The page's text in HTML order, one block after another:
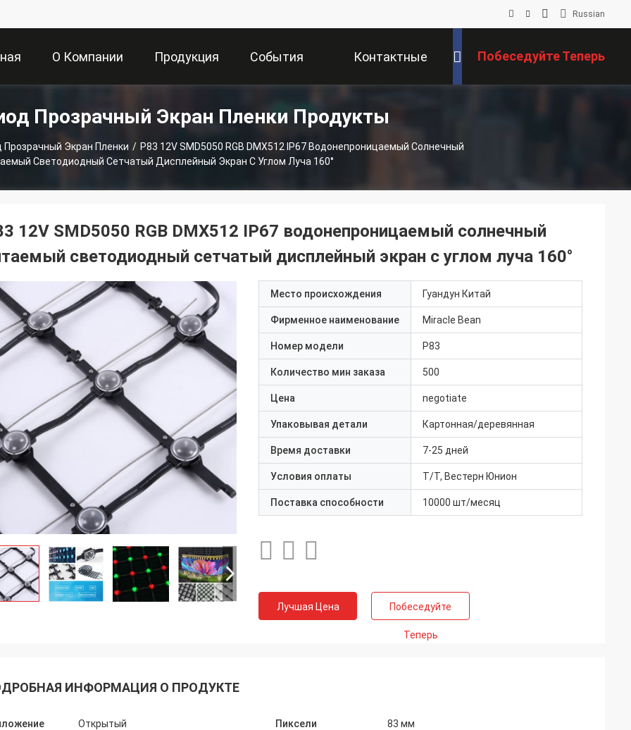
Russian
О Компании Продукция События Контактные
Данные
Побеседуйте Теперь
Прозрачный Экран Пленки Продукты
Прозрачный Экран Пленки / P83 12V SMD5050 RGB DMX512 IP67 Водонепроницаемый Солнечный
Светодиодный Сетчатый Дисплейный Экран С Углом Луча 160°
12V SMD5050 RGB DMX512 IP67 водонепроницаемый солнечный
светодиодный сетчатый дисплейный экран с углом луча 160°
Место происхождения Гуандун Китай
Фирменное наименование Miracle Bean
Номер модели P83
Количество мин заказа 500
Цена negotiate
Упаковывая детали Картонная/деревянная
Время доставки 7-25 дней
Условия оплаты Т/Т, Вестерн Юнион
Поставка способности 10000 шт/месяц
Лучшая Цена Побеседуйте
Теперь
ИНФОРМАЦИЯ О ПРОДУКТЕ
Открытый Пиксели 83 мм